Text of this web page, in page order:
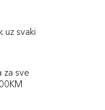
uz svaki
za sve